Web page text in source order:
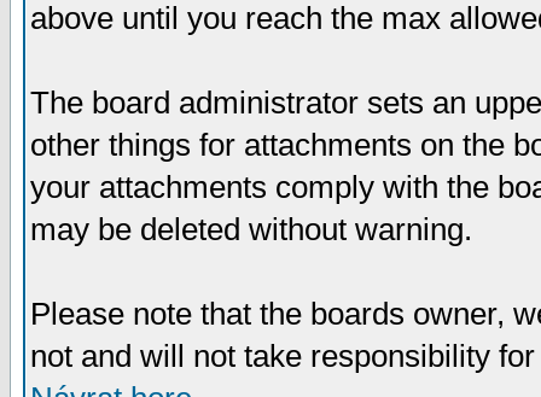
above until you reach the max
The board administrator sets an
other things for attachments on the
your attachments comply with the
may be deleted without warning.
Please note that the boards owner,
not and will not take responsibility